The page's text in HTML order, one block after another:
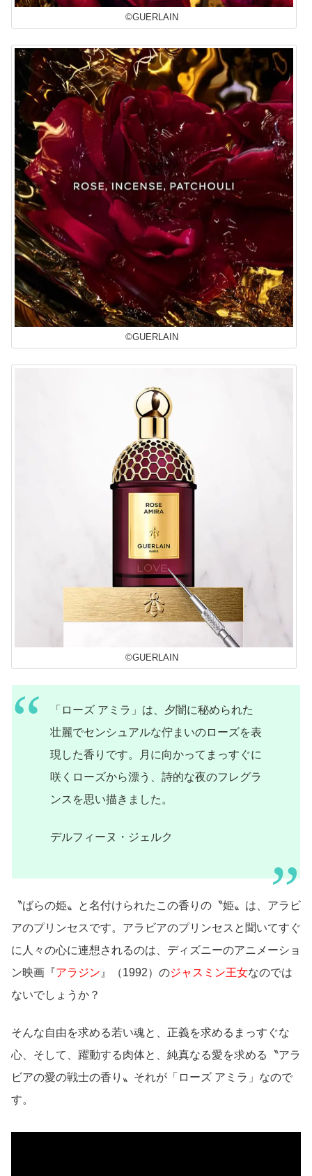
©GUERLAIN
©GUERLAIN
©GUERLAIN
「ローズ アミラ」は、夕闇に秘められた
壮麗でセンシュアルな佇まいのローズを表
現した香りです。月に向かってまっすぐに
咲くローズから漂う、詩的な夜のフレグラ
ンスを思い描きました。
デルフィーヌ・ジェルク
〝ばらの姫〟と名付けられたこの香りの〝姫〟は、アラビ
アのプリンセスです。アラビアのプリンセスと聞いてすぐ
に人々の心に連想されるのは、ディズニーのアニメーショ
ン映画『アラジン 』（1992）のジャスミン王女なのでは
ないでしょうか？
そんな自由を求める若い魂と、正義を求めるまっすぐな
心、そして、躍動する肉体と、純真なる愛を求める〝アラ
ビアの愛の戦士の香り〟それが「ローズ アミラ」なので
す。